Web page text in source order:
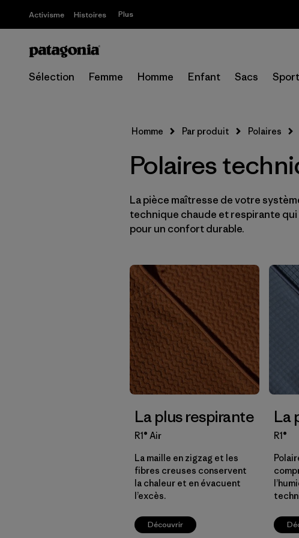
Activisme Histoires Plus
Sélection Femme Homme Enfant Sacs Sport
L
Tissu
Homme Par produit Polaires
Polaires
La pièce maîtresse de votre
technique chaude et respirante
pour un confort durable.
La plus respirante
R1® Air
La maille en zigzag et les
fibres creuses conservent
la chaleur et en évacuent
l’excès.
Découvrir
La
R1®